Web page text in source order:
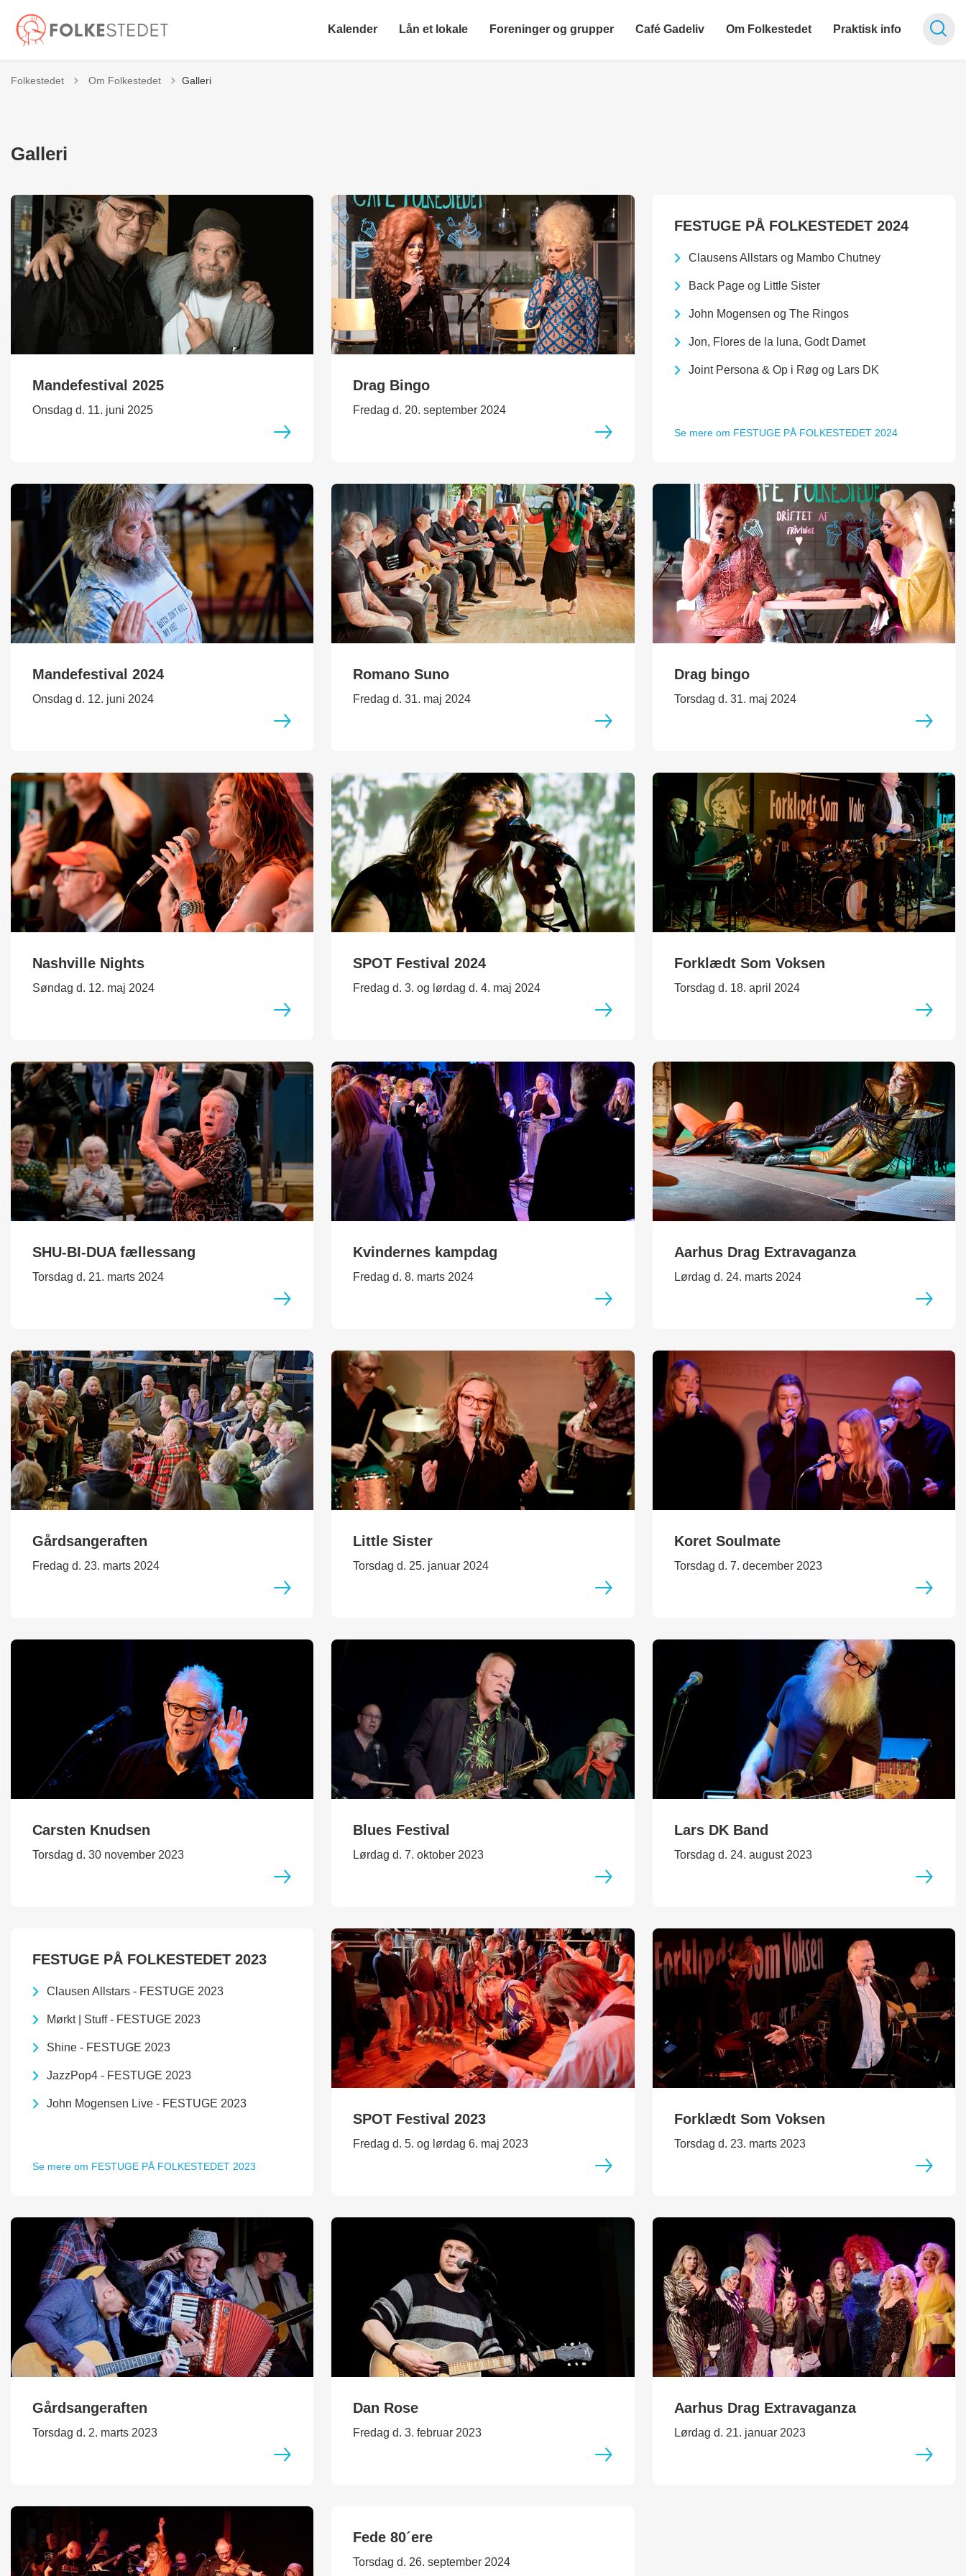
Kalender Lån et lokale Foreninger og grupper Café Gadeliv Om Folkestedet Praktisk info
Folkestedet Tilbage til
Om Folkestedet Galleri
Galleri
Mandefestival 2025
Onsdag d. 11. juni 2025
Drag Bingo
Fredag d. 20. september 2024
FESTUGE PÅ FOLKESTEDET 2024
Clausens Allstars og Mambo Chutney
Back Page og Little Sister
John Mogensen og The Ringos
Jon, Flores de la luna, Godt Damet
Joint Persona & Op i Røg og Lars DK
Se mere om FESTUGE PÅ FOLKESTEDET 2024
Mandefestival 2024
Onsdag d. 12. juni 2024
Romano Suno
Fredag d. 31. maj 2024
Drag bingo
Torsdag d. 31. maj 2024
Nashville Nights
Søndag d. 12. maj 2024
SPOT Festival 2024
Fredag d. 3. og lørdag d. 4. maj 2024
Forklædt Som Voksen
Torsdag d. 18. april 2024
SHU-BI-DUA fællessang
Torsdag d. 21. marts 2024
Kvindernes kampdag
Fredag d. 8. marts 2024
Aarhus Drag Extravaganza
Lørdag d. 24. marts 2024
Gårdsangeraften
Fredag d. 23. marts 2024
Little Sister
Torsdag d. 25. januar 2024
Koret Soulmate
Torsdag d. 7. december 2023
Carsten Knudsen
Torsdag d. 30 november 2023
Blues Festival
Lørdag d. 7. oktober 2023
Lars DK Band
Torsdag d. 24. august 2023
FESTUGE PÅ FOLKESTEDET 2023
Clausen Allstars - FESTUGE 2023
Mørkt | Stuff - FESTUGE 2023
Shine - FESTUGE 2023
JazzPop4 - FESTUGE 2023
John Mogensen Live - FESTUGE 2023
Se mere om FESTUGE PÅ FOLKESTEDET 2023
SPOT Festival 2023
Fredag d. 5. og lørdag 6. maj 2023
Forklædt Som Voksen
Torsdag d. 23. marts 2023
Gårdsangeraften
Torsdag d. 2. marts 2023
Dan Rose
Fredag d. 3. februar 2023
Aarhus Drag Extravaganza
Lørdag d. 21. januar 2023
Fede 80´ere
Torsdag d. 26. september 2024